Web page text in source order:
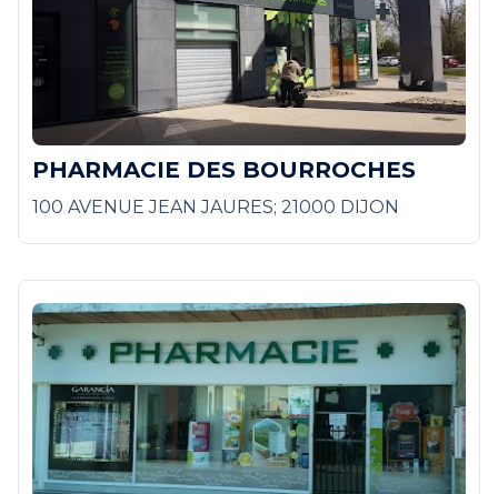
PHARMACIE DES BOURROCHES
100 AVENUE JEAN JAURES; 21000 DIJON